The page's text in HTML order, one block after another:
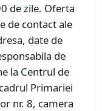
de zile. Oferta
de contact ale
date de
de
la Centrul de
Primariei
nr. 8, camera